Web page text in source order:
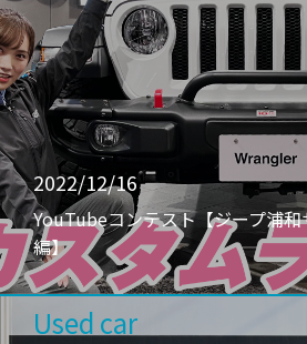
2022/12/16
YouTubeコンテスト【ジープ浦
編】
Used car